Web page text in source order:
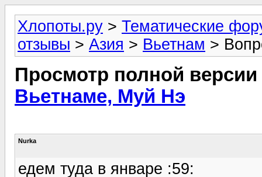
Хлопоты.ру > Тематические
отзывы > Азия > Вьетнам >
Просмотр полной
Вьетнаме, Муй Нэ
Nurka
едем туда в январе :59: